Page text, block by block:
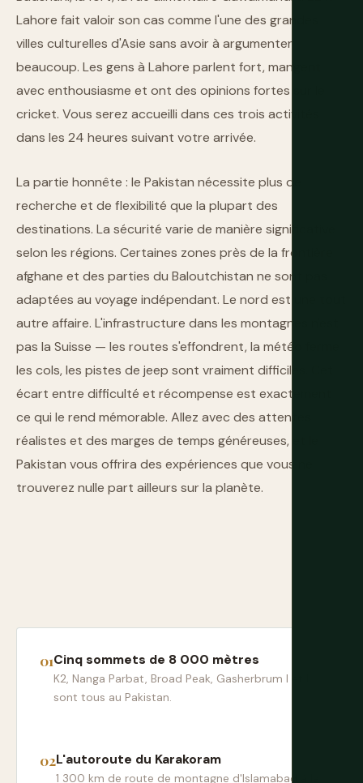
Lahore fait valoir son cas comme l'une des grandes
villes culturelles d'Asie sans avoir à argumenter
beaucoup. Les gens à Lahore parlent fort, mangent
avec enthousiasme et ont des opinions fortes sur le
cricket. Vous serez accueilli dans ces trois activités
dans les 24 heures suivant votre arrivée.
La partie honnête : le Pakistan nécessite plus de
recherche et de flexibilité que la plupart des
destinations. La sécurité varie de manière significative
selon les régions. Certaines zones près de la frontière
afghane et des parties du Baloutchistan ne sont pas
adaptées au voyage indépendant. Le nord est une tout
autre affaire. L'infrastructure dans les montagnes n'est
pas la Suisse — les routes s'effondrent, la météo ferme
les cols, les pistes de jeep sont vraiment difficiles. Cet
écart entre difficulté et récompense est exactement
ce qui le rend mémorable. Allez avec des attentes
réalistes et des marges de temps généreuses, et le
Pakistan vous offrira des expériences que vous ne
trouverez nulle part ailleurs sur la planète.
Cinq sommets de 8 000 mètres
K2, Nanga Parbat, Broad Peak, Gasherbrum I et II
sont tous au Pakistan.
L'autoroute du Karakoram
1 300 km de route de montagne d'Islamabad à la